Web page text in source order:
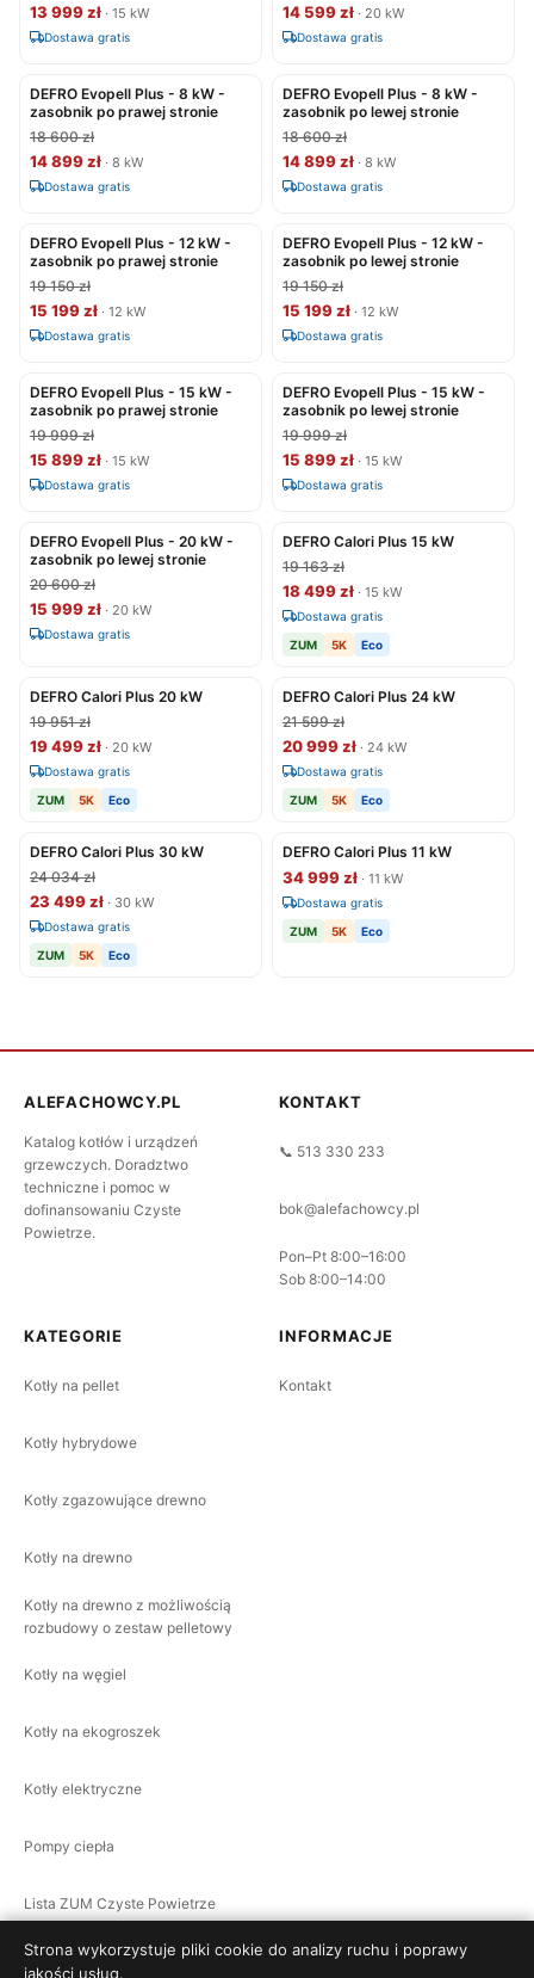
13 999 zł · 15 kW
Dostawa gratis
14 599 zł · 20 kW
Dostawa gratis
DEFRO Evopell Plus - 8 kW -
zasobnik po prawej stronie
18 600 zł
14 899 zł · 8 kW
Dostawa gratis
DEFRO Evopell Plus - 8 kW -
zasobnik po lewej stronie
18 600 zł
14 899 zł · 8 kW
Dostawa gratis
DEFRO Evopell Plus - 12 kW -
zasobnik po prawej stronie
19 150 zł
15 199 zł · 12 kW
Dostawa gratis
DEFRO Evopell Plus - 12 kW -
zasobnik po lewej stronie
19 150 zł
15 199 zł · 12 kW
Dostawa gratis
DEFRO Evopell Plus - 15 kW -
zasobnik po prawej stronie
19 999 zł
15 899 zł · 15 kW
Dostawa gratis
DEFRO Evopell Plus - 15 kW -
zasobnik po lewej stronie
19 999 zł
15 899 zł · 15 kW
Dostawa gratis
DEFRO Evopell Plus - 20 kW -
zasobnik po lewej stronie
20 600 zł
15 999 zł · 20 kW
Dostawa gratis
DEFRO Calori Plus 15 kW
19 163 zł
18 499 zł · 15 kW
Dostawa gratis
ZUM
5K Eco
DEFRO Calori Plus 20 kW
19 951 zł
19 499 zł · 20 kW
Dostawa gratis
ZUM
5K Eco
DEFRO Calori Plus 24 kW
21 599 zł
20 999 zł · 24 kW
Dostawa gratis
ZUM
5K Eco
DEFRO Calori Plus 30 kW
24 034 zł
23 499 zł · 30 kW
Dostawa gratis
ZUM
5K Eco
DEFRO Calori Plus 11 kW
34 999 zł · 11 kW
Dostawa gratis
ZUM
5K Eco
ALEFACHOWCY.PL
Katalog kotłów i urządzeń
grzewczych. Doradztwo
techniczne i pomoc w
dofinansowaniu Czyste
Powietrze.
KONTAKT
📞 513 330 233
bok@alefachowcy.pl
Pon–Pt 8:00–16:00
Sob 8:00–14:00
KATEGORIE
Kotły na pellet
Kotły hybrydowe
Kotły zgazowujące drewno
Kotły na drewno
Kotły na drewno z możliwością
rozbudowy o zestaw pelletowy
Kotły na węgiel
Kotły na ekogroszek
Kotły elektryczne
Pompy ciepła
Lista ZUM Czyste Powietrze
INFORMACJE
Kontakt
Strona wykorzystuje pliki cookie do analizy ruchu i poprawy
jakości usług.